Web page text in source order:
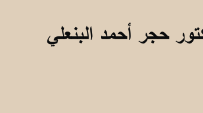
حجر أحمد البنعلي